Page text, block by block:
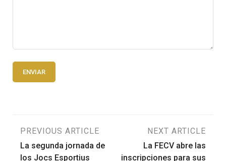
Navegación
PREVIOUS ARTICLE
La segunda jornada de
los Jocs Esportius
NEXT ARTICLE
La FECV abre las
inscripciones para sus